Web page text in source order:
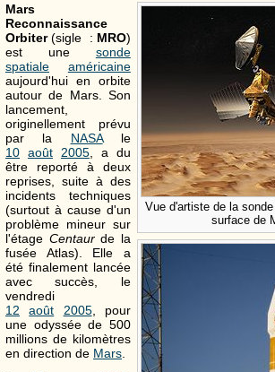
Vue d'artiste de la
surface de
Mars
Reconnaissance
Orbiter(sigle : MRO)
est une sonde
spatiale
américaine
aujourd'hui en orbite
autour de Mars. Son
lancement,
originellement prévu
par la NASAle
10 août 2005, a du
être reporté à deux
reprises, suite à des
incidents techniques
(surtout à cause d'un
problème mineur sur
l'étage Centaurde la
fusée Atlas). Elle a
été finalement lancée
avec succès, le
vendredi
12
août 2005, pour
une odyssée de 500
millions de kilomètres
en direction de Mars